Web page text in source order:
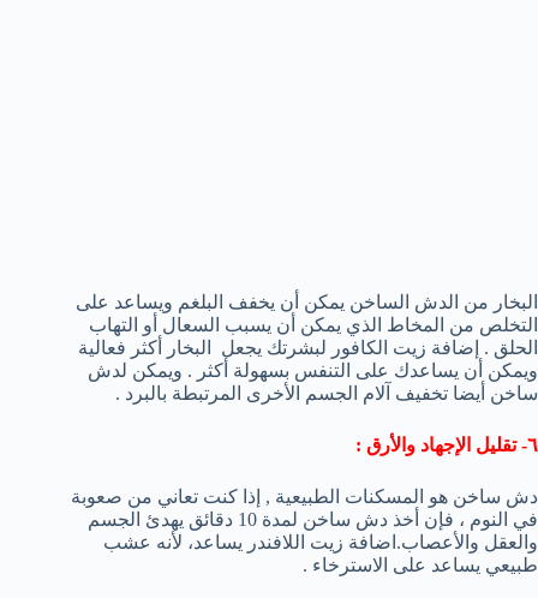
البخار من الدش الساخن يمكن أن يخفف البلغم ويساعد على
التخلص من المخاط الذي يمكن أن يسبب السعال أو التهاب
الحلق . إضافة زيت الكافور لبشرتك يجعل البخار أكثر فعالية
ويمكن أن يساعدك على التنفس بسهولة أكثر . ويمكن لدش
ساخن أيضا تخفيف آلام الجسم الأخرى المرتبطة بالبرد .
٦- تقليل الإجهاد والأرق :
دش ساخن هو المسكنات الطبيعية , إذا كنت تعاني من صعوبة
في النوم ، فإن أخذ دش ساخن لمدة 10 دقائق يهدئ الجسم
والعقل والأعصاب.اضافة زيت اللافندر يساعد، لأنه عشب
طبيعي يساعد على الاسترخاء .